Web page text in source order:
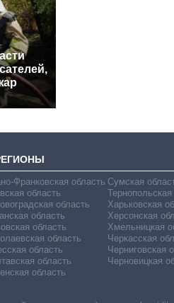
Франковская область
область
область
область
область
область
область
область
область
Сумская
Тернопольская
Харьковская
Херсонская
Хмельницкая
Черкасская
Черниговская
Черновицкая